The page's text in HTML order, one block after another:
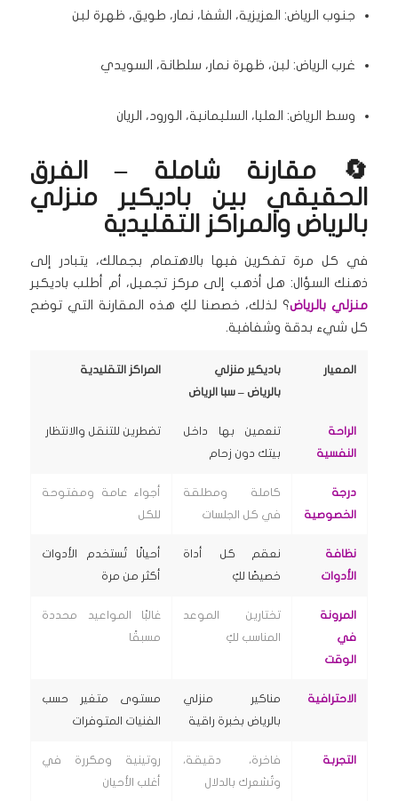
جنوب الرياض: العزيزية، الشفا، نمار، طويق، ظهرة لبن
غرب الرياض: لبن، ظهرة نمار، سلطانة، السويدي
وسط الرياض: العليا، السليمانية، الورود، الريان
🔄 مقارنة شاملة – الفرق
الحقيقي بين باديكير منزلي
بالرياض والمراكز التقليدية
في كل مرة تفكرين فيها بالاهتمام بجمالك، يتبادر إلى
ذهنك السؤال: هل أذهب إلى مركز تجميل، أم أطلب باديكير
منزلي بالرياض؟ لذلك، خصصنا لكِ هذه المقارنة التي توضح
كل شيء بدقة وشفافية.
المعيار
باديكير منزلي
بالرياض – سبا الرياض
المراكز التقليدية
الراحة
النفسية
تنعمين بها داخل
بيتك دون زحام
تضطرين للتنقل والانتظار
درجة
الخصوصية
كاملة ومطلقة
في كل الجلسات
أجواء عامة ومفتوحة
للكل
نظافة
الأدوات
نعقم كل أداة
خصيصًا لكِ
أحيانًا تُستخدم الأدوات
أكثر من مرة
المرونة
في
الوقت
تختارين الموعد
المناسب لكِ
غالبًا المواعيد محددة
مسبقًا
الاحترافية
مناكير منزلي
بالرياض بخبرة راقية
مستوى متغير حسب
الفنيات المتوفرات
التجربة
فاخرة، دقيقة،
وتُشعرك بالدلال
روتينية ومكررة في
أغلب الأحيان